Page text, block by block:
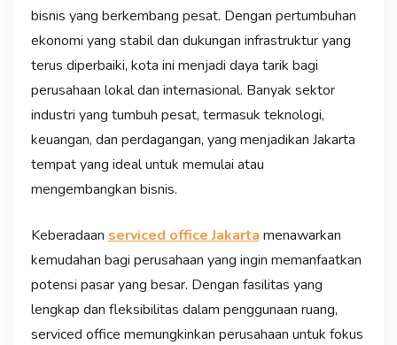
bisnis yang berkembang pesat. Dengan pertumbuhan
ekonomi yang stabil dan dukungan infrastruktur yang
terus diperbaiki, kota ini menjadi daya tarik bagi
perusahaan lokal dan internasional. Banyak sektor
industri yang tumbuh pesat, termasuk teknologi,
keuangan, dan perdagangan, yang menjadikan Jakarta
tempat yang ideal untuk memulai atau
mengembangkan bisnis.
Keberadaan serviced office Jakarta menawarkan
kemudahan bagi perusahaan yang ingin memanfaatkan
potensi pasar yang besar. Dengan fasilitas yang
lengkap dan fleksibilitas dalam penggunaan ruang,
serviced office memungkinkan perusahaan untuk fokus